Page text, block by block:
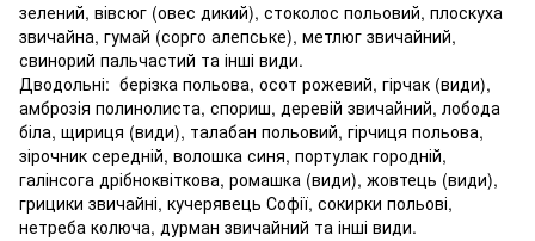
зелений, вівсюг (овес дикий), стоколос польовий, плоскуха
звичайна, гумай (сорго алепське), метлюг звичайний,
свинорий пальчастий та інші види.
Дводольні: берізка польова, осот рожевий, гірчак (види),
амброзія полинолиста, спориш, деревій звичайний, лобода
біла, щириця (види), талабан польовий, гірчиця польова,
зірочник середній, волошка синя, портулак городній,
галінсога дрібноквіткова, ромашка (види), жовтець (види),
грицики звичайні, кучерявець Софії, сокирки польові,
нетреба колюча, дурман звичайний та інші види.